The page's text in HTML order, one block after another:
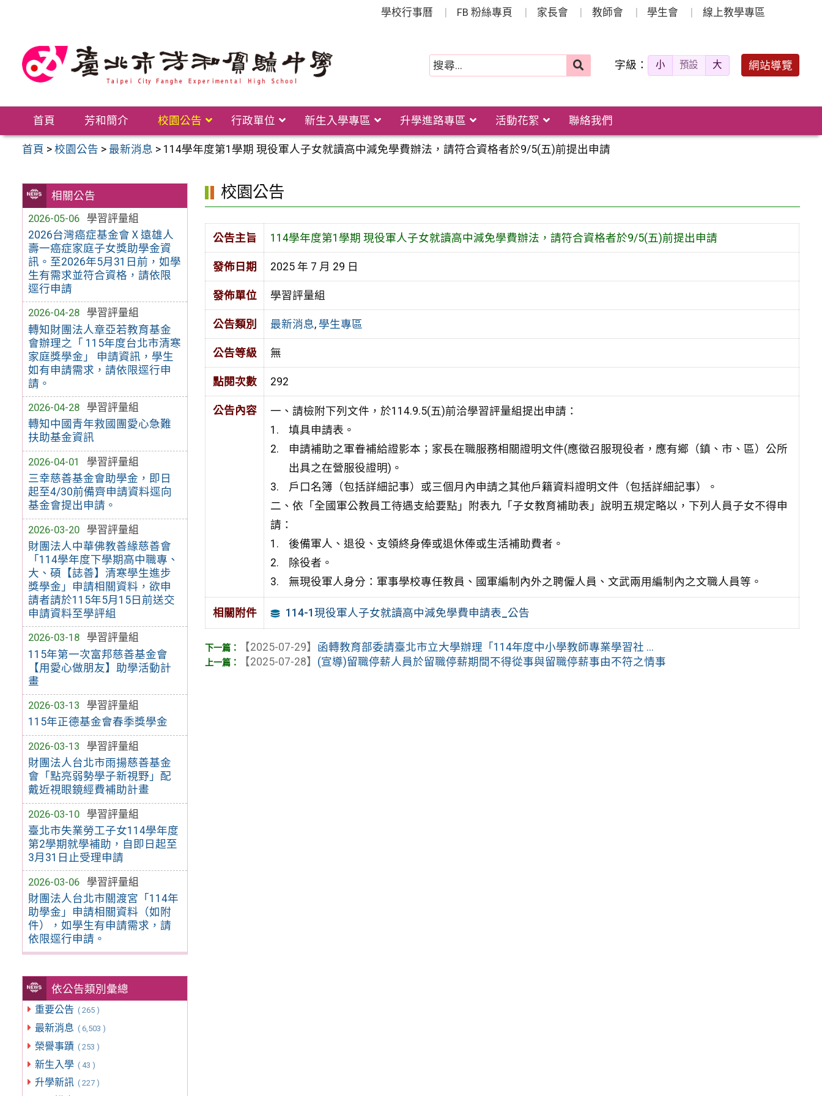
學校行事曆 FB 粉絲專頁 家長會 教師會 學生會 線上教學專區
字級： 小 預設 大 網站導覽
首頁 芳和簡介 校園公告 行政單位 新生入學專區 升學進路專區 活動花絮 聯絡我們
首頁 >校園公告 > 最新消息 > 114學年度第1學期 現役軍人子女就讀高中減免學費辦法，請符合資格者於9/5(五)前提出申請
相關公告
2026-05-06
學習評量組
2026台灣癌症基金會Ⅹ遠雄人
壽一癌症家庭子女獎助學金資
訊。至2026年5月31日前，如學
生有需求並符合資格，請依限
逕行申請
2026-04-28
學習評量組
轉知財團法人章亞若教育基金
會辦理之「 115年度台北市清寒
家庭獎學金」 申請資訊，學生
如有申請需求，請依限逕行申
請。
2026-04-28
學習評量組
轉知中國青年救國團愛心急難
扶助基金資訊
2026-04-01
學習評量組
三幸慈善基金會助學金，即日
起至4/30前備齊申請資料逕向
基金會提出申請。
2026-03-20
學習評量組
財團法人中華佛教善緣慈善會
「114學年度下學期高中職專、
大、碩【誌善】清寒學生進步
獎學金」申請相關資料，欲申
請者請於115年5月15日前送交
申請資料至學評組
2026-03-18
學習評量組
115年第一次富邦慈善基金會
【用愛心做朋友】助學活動計
畫
2026-03-13
學習評量組
115年正德基金會春季獎學金
2026-03-13
學習評量組
財團法人台北市雨揚慈善基金
會「點亮弱勢學子新視野」配
戴近視眼鏡經費補助計畫
2026-03-10
學習評量組
臺北市失業勞工子女114學年度
第2學期就學補助，自即日起至
3月31日止受理申請
2026-03-06
學習評量組
財團法人台北市關渡宮「114年
助學金」申請相關資料（如附
件），如學生有申請需求，請
依限逕行申請。
依公告類別彙總
重要公告 ( 265 )
最新消息 ( 6,503 )
榮譽事蹟 ( 253 )
新生入學 ( 43 )
升學新訊 ( 227 )
校園公告
公告主旨 114學年度第1學期 現役軍人子女就讀高中減免學費辦法，請符合資格者於9/5(五)前提出申請
發佈日期 2025 年 7 月 29 日
發佈單位 學習評量組
公告類別 最新消息, 學生專區
公告等級 無
點閱次數 292
公告內容
一、請檢附下列文件，於114.9.5(五)前洽學習評量組提出申請：
填具申請表。
申請補助之軍眷補給證影本；家長在職服務相關證明文件(應徵召服現役者，應有鄉（鎮、市、區）公所
出具之在營服役證明)。
戶口名簿（包括詳細記事）或三個月內申請之其他戶籍資料證明文件（包括詳細記事）。
二、依「全國軍公教員工待遇支給要點」附表九「子女教育補助表」說明五規定略以，下列人員子女不得申
請：
後備軍人、退役、支領終身俸或退休俸或生活補助費者。
除役者。
無現役軍人身分：軍事學校專任教員、國軍編制內外之聘僱人員、文武兩用編制內之文職人員等。
相關附件 114-1現役軍人子女就讀高中減免學費申請表_公告
【2025-07-29】 函轉教育部委請臺北市立大學辦理「114年度中小學教師專業學習社 ...
【2025-07-28】 (宣導)留職停薪人員於留職停薪期間不得從事與留職停薪事由不符之情事